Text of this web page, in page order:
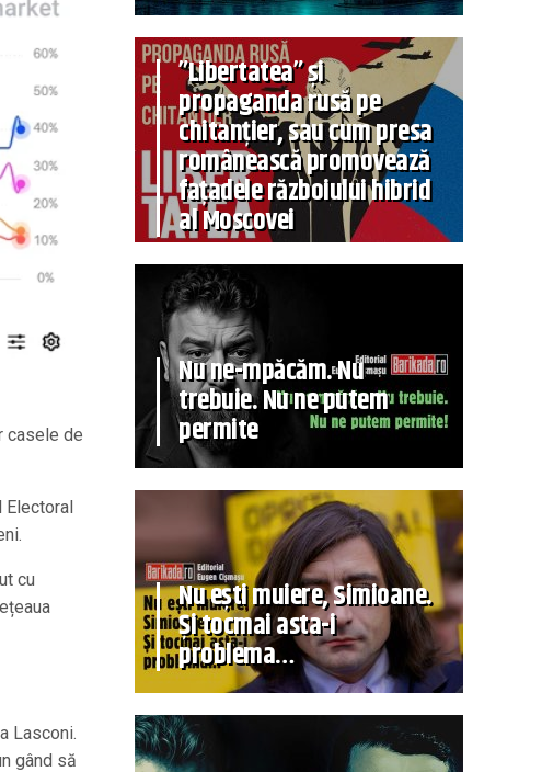
casele de
Electoral
cu
Lasconi.
gând să
”Libertatea” și
propaganda rusă pe
chitanțier, sau cum presa
românească promovează
fațadele războiului hibrid
al Moscovei
Nu ne-mpăcăm. Nu
trebuie. Nu ne putem
permite
Nu ești muiere, Simioane.
Și tocmai asta-i
problema…